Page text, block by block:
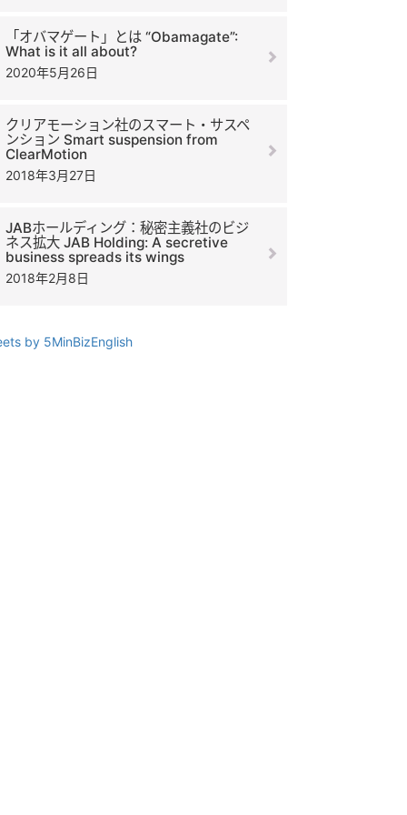
「オバマゲート」とは “Obamagate”:
What is it all about?
2020年5月26日
クリアモーション社のスマート・サスペ
ンション Smart suspension from
ClearMotion
2018年3月27日
JABホールディング：秘密主義社のビジ
ネス拡大 JAB Holding: A secretive
business spreads its wings
2018年2月8日
by 5MinBizEnglish